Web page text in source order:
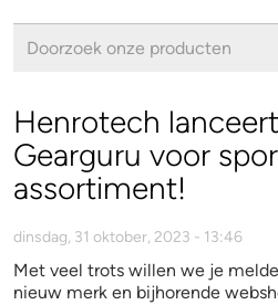
Henrotech
Gearguru voor
assortiment!
dinsdag, 31 oktober, 2023 - 13:46
Met veel trots willen we je
nieuw merk en bijhorende